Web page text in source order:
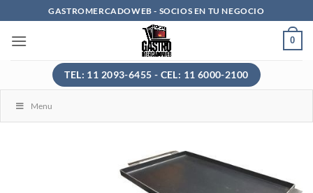
al
contenido
GASTROMERCADOWEB - SOCIOS EN TU NEGOCIO
0
TEL: 11 2093-6455 - CEL: 11 6000-2100
Menu